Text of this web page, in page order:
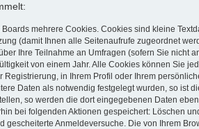
mehrere Cookies. Cookies sind kleine
(damit Ihnen alle Seitenaufrufe zugeordnet
Ihre Teilnahme an Umfragen (sofern Sie
von einem Jahr. Alle Cookies können Sie
in Ihrem Profil oder Ihrem
Daten als notwendig festgelegt wurden, so ist
so werden die dort eingegebenen Daten
bei folgenden Aktionen gespeichert: Löschen
Anmeldeversuche. Die von Ihrem